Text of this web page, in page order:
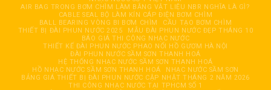
AIR BAG TRONG BƠM CHÌM LÀM BẰNG VẬT LIỆU NBR NGHĨA LÀ GÌ?
CABLE SEAL BỘ LÀM KÍN CÁP ĐIỆN BƠM CHÌM
BALL BEARING VÒNG BI BƠM CHÌM
CẦU TẠO BƠM CHÌM
THIẾT BỊ ĐÀI PHUN NƯỚC 2025
MẪU ĐÀI PHUN NƯỚC ĐẸP THÁNG 10
BÁO GIÁ THI CÔNG NHẠC NƯỚC
THIẾT KẾ ĐÀI PHUN NƯỚC PHAO NỔI HỒ GƯƠM HÀ NỘI
ĐÀI PHUN NƯỚC SẦM SƠN THANH HOÁ
HỆ THỐNG NHẠC NƯỚC SẦM SƠN THANH HOÁ
HỒ NHẠC NƯỚC SẦM SƠN THANH HOÁ
NHẠC NƯỚC SẦM SƠN
BẢNG GIÁ THIẾT BỊ ĐÀI PHUN NƯỚC CẬP NHẬT THÁNG 2 NĂM 2026
THI CÔNG NHẠC NƯỚC TẠI TPHCM SỐ 1